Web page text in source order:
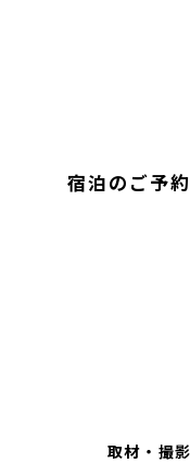
宿泊のご予
取材・撮